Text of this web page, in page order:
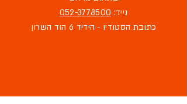
נייד: 052-3778500
כתובת הסטודיו - הידיד 6 הוד השרון